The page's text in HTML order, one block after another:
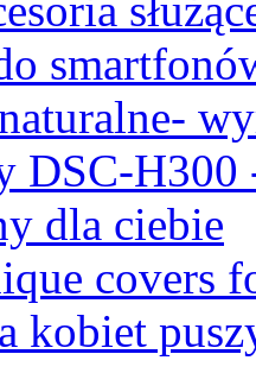
DSC-H300
dla ciebie
covers
kobiet